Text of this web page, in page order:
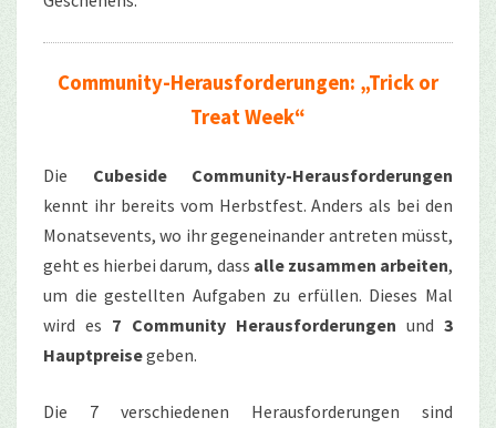
Community-Herausforderungen: „Trick or
Treat Week“
Die Cubeside Community-Herausforderungen
kennt ihr bereits vom Herbstfest. Anders als bei den
Monatsevents, wo ihr gegeneinander antreten müsst,
geht es hierbei darum, dass alle zusammen arbeiten,
um die gestellten Aufgaben zu erfüllen. Dieses Mal
wird es 7 Community Herausforderungen und3
Hauptpreisegeben.
Die 7 verschiedenen Herausforderungen sind